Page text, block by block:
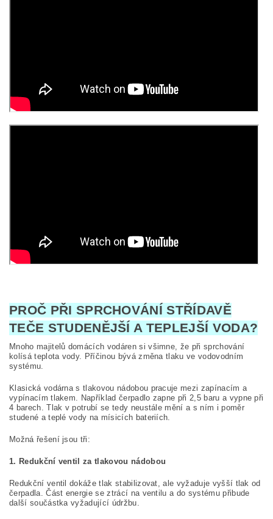
PROČ PŘI SPRCHOVÁNÍ STŘÍDAVĚ
TEČE STUDENĚJŠÍ A TEPLEJŠÍ VODA?
Mnoho majitelů domácích vodáren si všimne, že při sprchování
kolísá teplota vody. Příčinou bývá změna tlaku ve vodovodním
systému.
Klasická vodárna s tlakovou nádobou pracuje mezi zapínacím a
vypínacím tlakem. Například čerpadlo zapne při 2,5 baru a vypne při
4 barech. Tlak v potrubí se tedy neustále mění a s ním i poměr
studené a teplé vody na mísicích bateriích.
Možná řešení jsou tři:
1. Redukční ventil za tlakovou nádobou
Redukční ventil dokáže tlak stabilizovat, ale vyžaduje vyšší tlak od
čerpadla. Část energie se ztrácí na ventilu a do systému přibude
další součástka vyžadující údržbu.